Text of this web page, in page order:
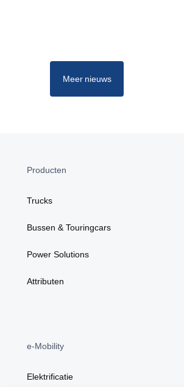
Meer nieuws
Producten
Trucks
Bussen & Touringcars
Power Solutions
Attributen
e-Mobility
Elektrificatie